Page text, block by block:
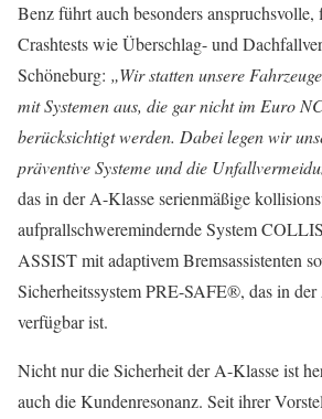
Benz führt auch besonders anspruchsvolle,
Crashtests wie Überschlag- und
Schöneburg: „Wir statten unsere
mit Systemen aus, die gar nicht im Euro
berücksichtigt werden. Dabei legen wir
präventive Systeme und die
das in der A-Klasse serienmäßige
aufprallschweremindernde System
ASSIST mit adaptivem Bremsassistenten
Sicherheitssystem PRE-SAFE®, das in
verfügbar ist.
Nicht nur die Sicherheit der A-Klasse ist
auch die Kundenresonanz. Seit ihrer